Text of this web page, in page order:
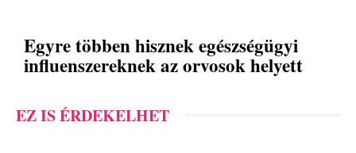
Egyre többen hisznek egészségügyi
influenszereknek az orvosok helyett
EZ IS ÉRDEKELHET